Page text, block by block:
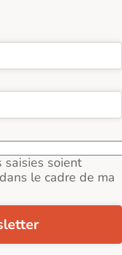
saisies soient
le cadre de ma